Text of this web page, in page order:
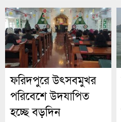
ফরিদপুরে উৎসবমুখর
পরিবেশে উদযাপিত
হচ্ছে বড়দিন